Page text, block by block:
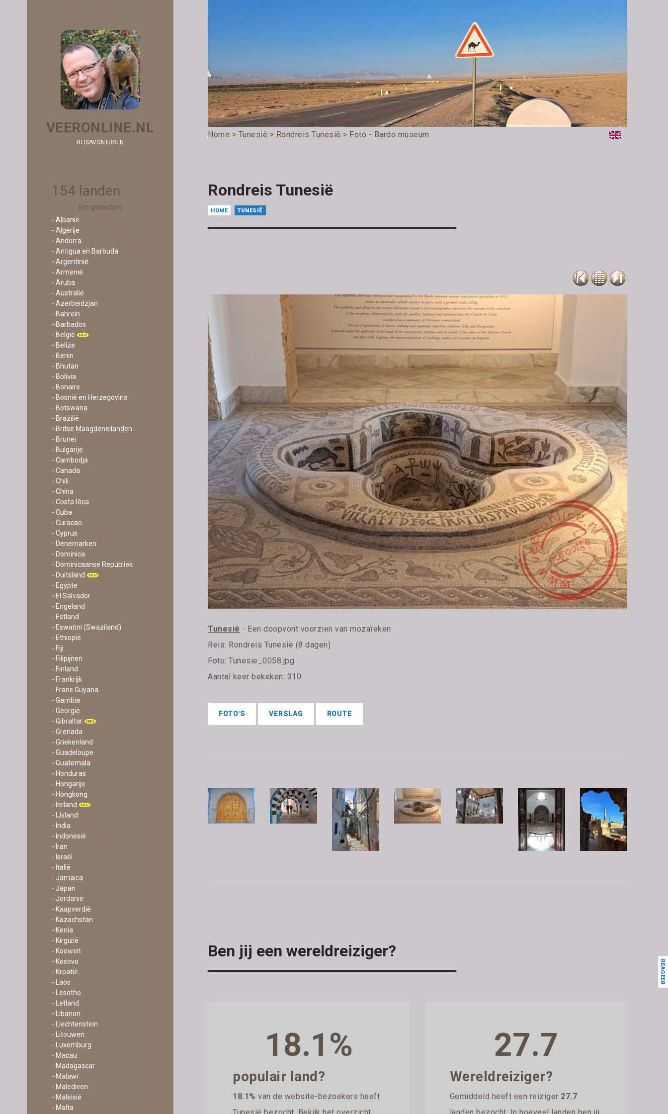
VEERONLINE.NL
REISAVONTUREN
154 landen
(en gebieden)
- Albanië
- Algerije
- Andorra
- Antigua en Barbuda
- Argentinië
- Armenië
- Aruba
- Australië
- Azerbeidzjan
- Bahrein
- Barbados
- België
- Belize
- Benin
- Bhutan
- Bolivia
- Bonaire
- Bosnië en Herzegovina
- Botswana
- Brazilië
- Britse Maagdeneilanden
- Brunei
- Bulgarije
- Cambodja
- Canada
- Chili
- China
- Costa Rica
- Cuba
- Curacao
- Cyprus
- Denemarken
- Dominica
- Dominicaanse Republiek
- Duitsland
- Egypte
- El Salvador
- Engeland
- Estland
- Eswatini (Swaziland)
- Ethiopië
- Fiji
- Filipijnen
- Finland
- Frankrijk
- Frans Guyana
- Gambia
- Georgië
- Gibraltar
- Grenada
- Griekenland
- Guadeloupe
- Guatemala
- Honduras
- Hongarije
- Hongkong
- Ierland
- IJsland
- India
- Indonesië
- Iran
- Israël
- Italië
- Jamaica
- Japan
- Jordanië
- Kaapverdië
- Kazachstan
- Kenia
- Kirgizië
- Koeweit
- Kosovo
- Kroatië
- Laos
- Lesotho
- Letland
- Libanon
- Liechtenstein
- Litouwen
- Luxemburg
- Macau
- Madagascar
- Malawi
- Malediven
- Maleisië
- Malta
Home > Tunesië > Rondreis Tunesië > Foto - Bardo museum
Rondreis Tunesië
HOME TUNESIË
Tunesië - Een doopvont voorzien van mozaïeken
Reis: Rondreis Tunesië (8 dagen)
Foto: Tunesie_0058.jpg
Aantal keer bekeken: 310
FOTO'S VERSLAG ROUTE
Ben jij een wereldreiziger?
18.1%
populair land?
18.1% van de website-bezoekers heeft
27.7
Wereldreiziger?
Gemiddeld heeft een reiziger 27.7
REAGEER